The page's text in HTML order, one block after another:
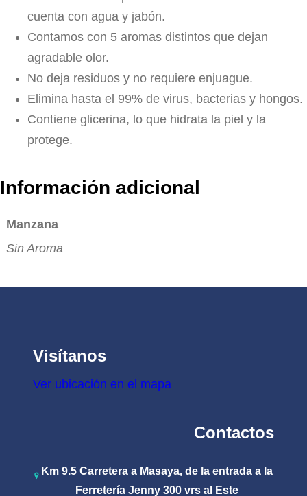
cuenta con agua y jabón.
Contamos con 5 aromas distintos que dejan
agradable olor.
No deja residuos y no requiere enjuague.
Elimina hasta el 99% de virus, bacterias y hongos.
Contiene glicerina, lo que hidrata la piel y la
protege.
Información adicional
Manzana
Sin Aroma
Visítanos
Ver ubicación en el mapa
Contactos
Km 9.5 Carretera a Masaya, de la entrada a la
Ferretería Jenny 300 vrs al Este